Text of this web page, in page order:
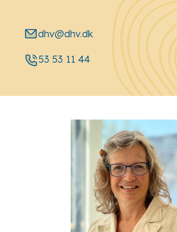
dhv@dhv.dk
53 53 11 44